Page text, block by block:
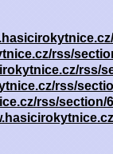
rss/
rss/
rss/
rss/section/